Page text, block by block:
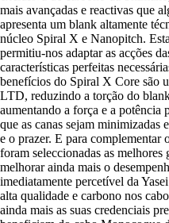
mais avançadas e reactivas que
apresenta um blank altamente
núcleo Spiral X e Nanopitch.
permitiu-nos adaptar as acções
características perfeitas
benefícios do Spiral X Core são
LTD, reduzindo a torção do
aumentando a força e a potência
que as canas sejam minimizadas
e o prazer. E para complementar
foram seleccionadas as melhores
melhorar ainda mais o
imediatamente percetível da
alta qualidade e carbono nos
ainda mais as suas credenciais